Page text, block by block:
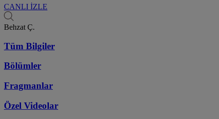
CANLI İZLE
Behzat Ç.
Tüm Bilgiler
Bölümler
Fragmanlar
Özel Videolar